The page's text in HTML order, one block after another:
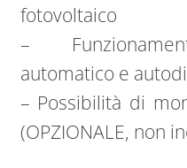
fotovoltaico
–
automatico e
– Possibilità di
(OPZIONALE, non